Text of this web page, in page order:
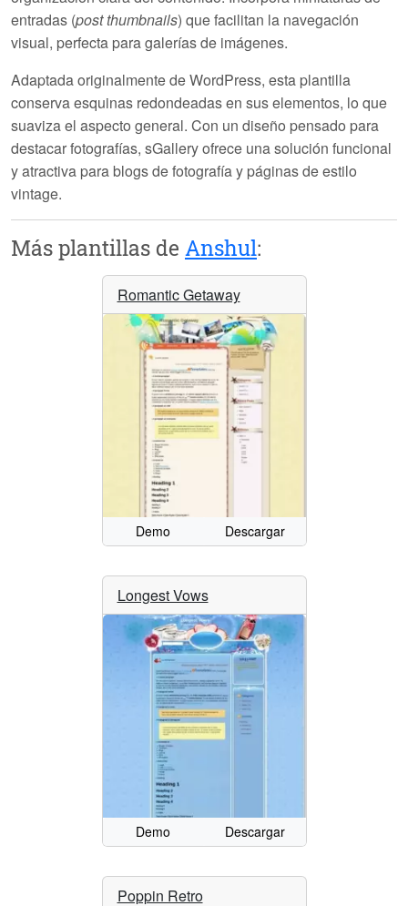
entradas (post thumbnails) que facilitan la navegación
visual, perfecta para galerías de imágenes.
Adaptada originalmente de WordPress, esta plantilla
conserva esquinas redondeadas en sus elementos, lo que
suaviza el aspecto general. Con un diseño pensado para
destacar fotografías, sGalleryofrece una solución funcional
y atractiva para blogs de fotografía y páginas de estilo
vintage.
Más plantillas de Anshul:
Romantic Getaway
Demo Descargar
Longest Vows
Demo Descargar
Poppin Retro